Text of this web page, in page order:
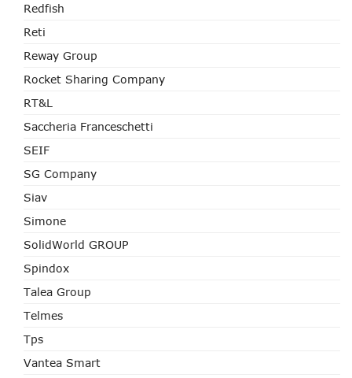
Redfish
Reti
Reway Group
Rocket Sharing Company
RT&L
Saccheria Franceschetti
SEIF
SG Company
Siav
Simone
SolidWorld GROUP
Spindox
Talea Group
Telmes
Tps
Vantea Smart